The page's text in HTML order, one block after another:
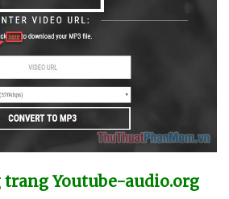
trang Youtube-audio.org